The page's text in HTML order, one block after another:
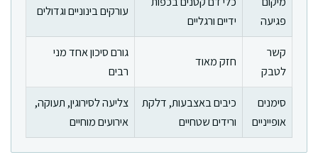
פגיעה
ידיים ורגליים
עורקים בינוניים וגדולים
קשר
לטבק
חזק מאוד
גורם סיכון אחד מני
רבים
סימנים
אופייניים
כיבים באצבעות, דלקת
ורידים שטחיים
צליעה לסירוגין, תעוקה,
אירועים מוחיים